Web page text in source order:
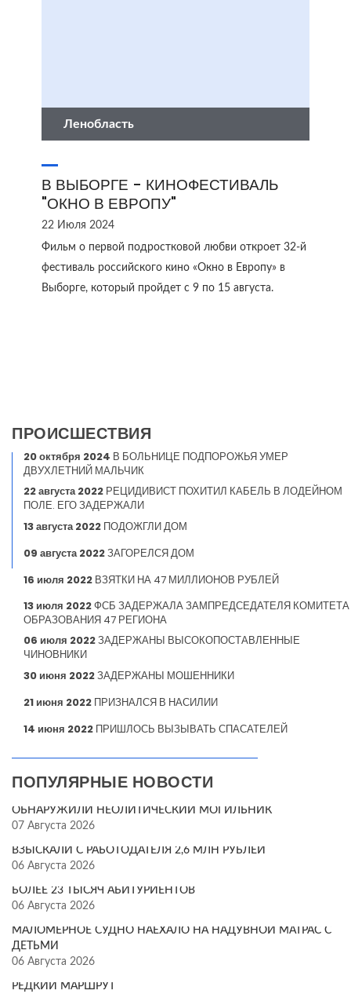
Ленобласть
В ВЫБОРГЕ - КИНОФЕСТИВАЛЬ
"ОКНО В ЕВРОПУ"
22 Июля 2024
Фильм о первой подростковой любви откроет 32-й
фестиваль российского кино «Окно в Европу» в
Выборге, который пройдет с 9 по 15 августа.
ПРОИСШЕСТВИЯ
20 октября 2024 В БОЛЬНИЦЕ ПОДПОРОЖЬЯ УМЕР
ДВУХЛЕТНИЙ МАЛЬЧИК
22 августа 2022 РЕЦИДИВИСТ ПОХИТИЛ КАБЕЛЬ В ЛОДЕЙНОМ
ПОЛЕ. ЕГО ЗАДЕРЖАЛИ
13 августа 2022 ПОДОЖГЛИ ДОМ
09 августа 2022ЗАГОРЕЛСЯ ДОМ
16 июля 2022 ВЗЯТКИ НА 47 МИЛЛИОНОВ РУБЛЕЙ
13 июля 2022ФСБ ЗАДЕРЖАЛА ЗАМПРЕДСЕДАТЕЛЯ КОМИТЕТА
ОБРАЗОВАНИЯ 47 РЕГИОНА
06 июля 2022ЗАДЕРЖАНЫ ВЫСОКОПОСТАВЛЕННЫЕ
ЧИНОВНИКИ
30 июня 2022ЗАДЕРЖАНЫ МОШЕННИКИ
21 июня 2022 ПРИЗНАЛСЯ В НАСИЛИИ
14 июня 2022 ПРИШЛОСЬ ВЫЗЫВАТЬ СПАСАТЕЛЕЙ
ПОПУЛЯРНЫЕ НОВОСТИ
ОБНАРУЖИЛИ НЕОЛИТИЧЕСКИЙ МОГИЛЬНИК
07 Августа 2026
ВЗЫСКАЛИ С РАБОТОДАТЕЛЯ 2,6 МЛН РУБЛЕЙ
06 Августа 2026
БОЛЕЕ 23 ТЫСЯЧ АБИТУРИЕНТОВ
06 Августа 2026
МАЛОМЕРНОЕ СУДНО НАЕХАЛО НА НАДУВНОЙ МАТРАС С
ДЕТЬМИ
06 Августа 2026
РЕДКИЙ МАРШРУТ